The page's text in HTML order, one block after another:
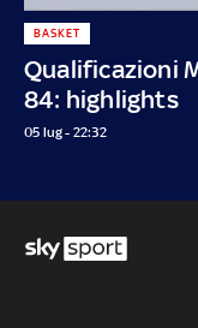
Qualificazioni
84: highlights
BASKET
05 lug - 22:32